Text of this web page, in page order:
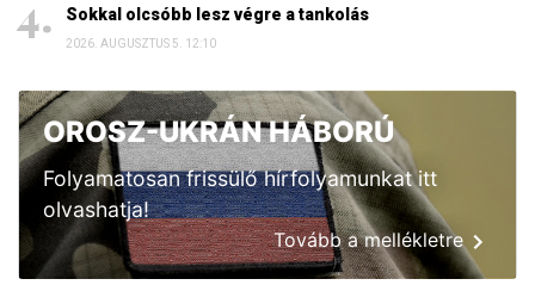
Sokkal olcsóbb lesz végre a tankolás
2026. AUGUSZTUS 5. 12:10
OROSZ-UKRÁN HÁBORÚ
Folyamatosan frissülő hírfolyamunkat itt
olvashatja!
Tovább a mellékletre